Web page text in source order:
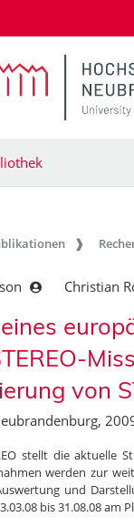
Christian
von
stellt die aktuelle
werden zur
und
bis 31.08.08 am